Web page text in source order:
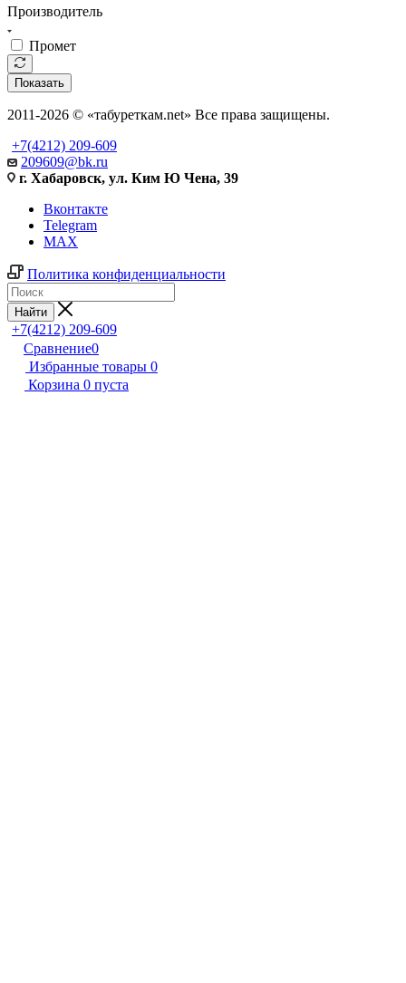
Производитель
Промет
Показать
2011-2026 © «табуреткам.net» Все права защищены.
+7(4212) 209-609
209609@bk.ru
г. Хабаровск, ул. Ким Ю Чена, 39
Вконтакте
Telegram
MAX
Политика конфиденциальности
Найти
+7(4212) 209-609
Сравнение0
Избранные товары 0
Корзина 0 пуста